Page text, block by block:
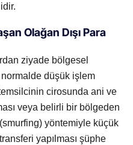
Olağan Dışı Para
ziyade bölgesel
düşük işlem
cirosunda ani ve
veya belirli bir bölgeden
yöntemiyle küçük
yapılması şüphe